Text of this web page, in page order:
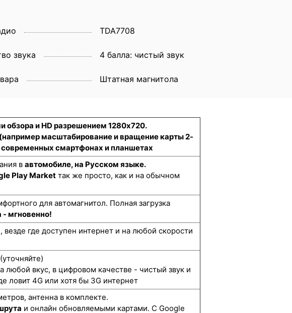
TDA7708
звука 4 балла: чистый звук
Штатная магнитола
обзора и HD разрешением 1280x720.
масштабирование и вращение карты 2-
смартфонах и планшетах
в автомобиле, на Русском языке.
Play Market так же просто, как и на обычном
для автомагнитол. Полная загрузка
- мгновенно!
, везде где доступен интернет и на любой скорости
любой вкус, в цифровом качестве - чистый звук и
ловит 4G или хотя бы 3G интернет
антенна в комплекте.
и онлайн обновляемыми картами. С Google